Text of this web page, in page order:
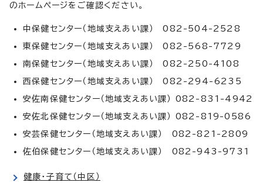
のホームページをご確認ください。
中保健センター（地域支えあい課） 082-504-2528
東保健センター（地域支えあい課） 082-568-7729
南保健センター（地域支えあい課） 082-250-4108
西保健センター（地域支えあい課） 082-294-6235
安佐南保健センター（地域支えあい課） 082-831-4942
安佐北保健センター（地域支えあい課） 082-819-0586
安芸保健センター（地域支えあい課） 082-821-2809
佐伯保健センター（地域支えあい課） 082-943-9731
健康・子育て（中区）